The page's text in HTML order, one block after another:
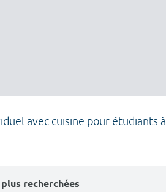
avec cuisine pour étudiants à
recherchées